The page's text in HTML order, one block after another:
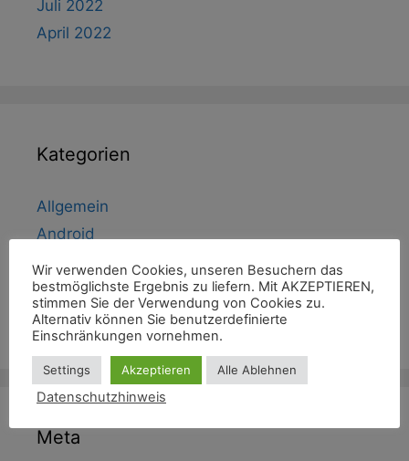
Juli 2022
April 2022
Kategorien
Allgemein
Android
Anwendungen
Embedded IT
Programmierung
Meta
Wir verwenden Cookies, unseren Besuchern das
bestmöglichste Ergebnis zu liefern. Mit AKZEPTIEREN,
stimmen Sie der Verwendung von Cookies zu.
Alternativ können Sie benutzerdefinierte
Einschränkungen vornehmen.
Settings Akzeptieren Alle Ablehnen
Datenschutzhinweis